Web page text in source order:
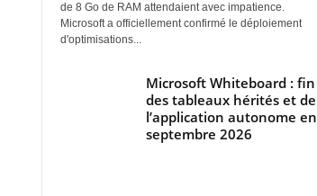
de 8 Go de RAM attendaient avec impatience.
Microsoft a officiellement confirmé le déploiement
d'optimisations...
Microsoft Whiteboard : fin
des tableaux hérités et de
l’application autonome en
septembre 2026